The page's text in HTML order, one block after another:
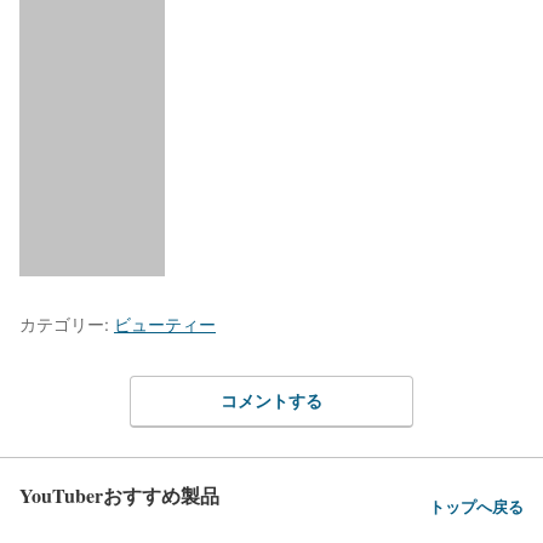
カテゴリー: ビューティー
コメントする
YouTuberおすすめ製品 トップへ戻る